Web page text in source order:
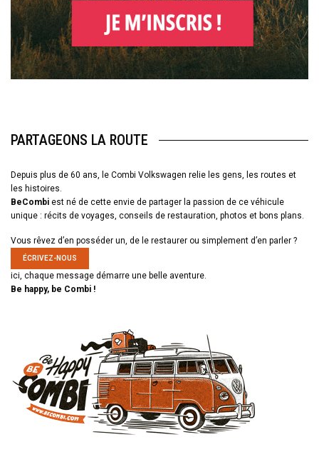
PARTAGEONS LA ROUTE
Depuis plus de 60 ans, le Combi Volkswagen relie les gens, les routes et
les histoires.
BeCombi est né de cette envie de partager la passion de ce véhicule
unique : récits de voyages, conseils de restauration, photos et bons plans.
Vous rêvez d’en posséder un, de le restaurer ou simplement d’en parler ?
ÉCRIVEZ-NOUS
ici, chaque message démarre une belle aventure.
Be happy, be Combi !